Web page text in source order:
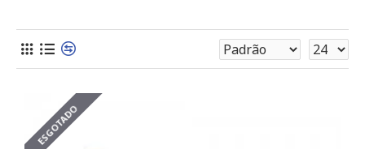
da Soldafria! Aqui você encontra uma ampla variedade desses
componentes essenciais para seus projetos eletrônicos.
Capacitores eletrolíticos são dispositivos que armazenam
alta capacitância em relação ao seu tamanho. A tensão
nominal de 6,3V indica a voltagem máxima de operação
segura; ultrapassá-la pode danificar o componente.
ESGOTADO